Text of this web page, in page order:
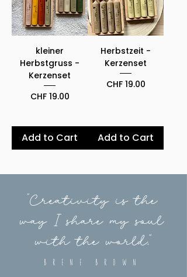
kleiner
Herbstgruss -
Kerzenset
Price
CHF 19.00
Add to Cart
Herbstzeit -
Kerzenset
Price
CHF 19.00
Add to Cart
"Creativity is the
way I share my soul
with the world."
Brene Brown